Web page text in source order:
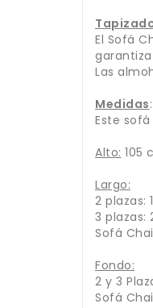
El Sofá
Las
Medidas:
Este
Alto: 105
Largo:
2 plazas:
3 plazas:
Sofá
Fondo:
2 y 3
Sofá